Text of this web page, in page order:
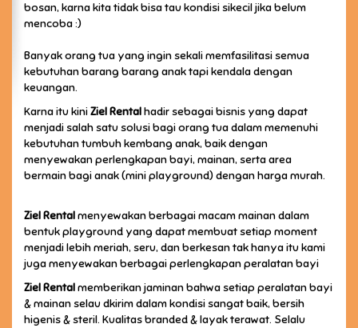
bosan, karna kita tidak bisa tau kondisi sikecil jika belum
mencoba :)
Banyak orang tua yang ingin sekali memfasilitasi semua
kebutuhan barang barang anak tapi kendala dengan
keuangan.
Karna itu kiniZiel Rentalhadir sebagai bisnis yang dapat
menjadi salah satu solusi bagi orang tua dalam memenuhi
kebutuhan tumbuh kembang anak, baik dengan
menyewakan perlengkapan bayi, mainan, serta area
bermain bagi anak (mini playground) dengan harga murah.
Ziel Rentalmenyewakan berbagai macam mainan dalam
bentuk playground yang dapat membuat setiap moment
menjadi lebih meriah, seru, dan berkesan tak hanya itu kami
juga menyewakan berbagai perlengkapan peralatan bayi
Ziel Rentalmemberikan jaminan bahwa setiap peralatan bayi
& mainan selau dkirim dalam kondisi sangat baik, bersih
higenis & steril. Kualitas branded & layak terawat. Selalu